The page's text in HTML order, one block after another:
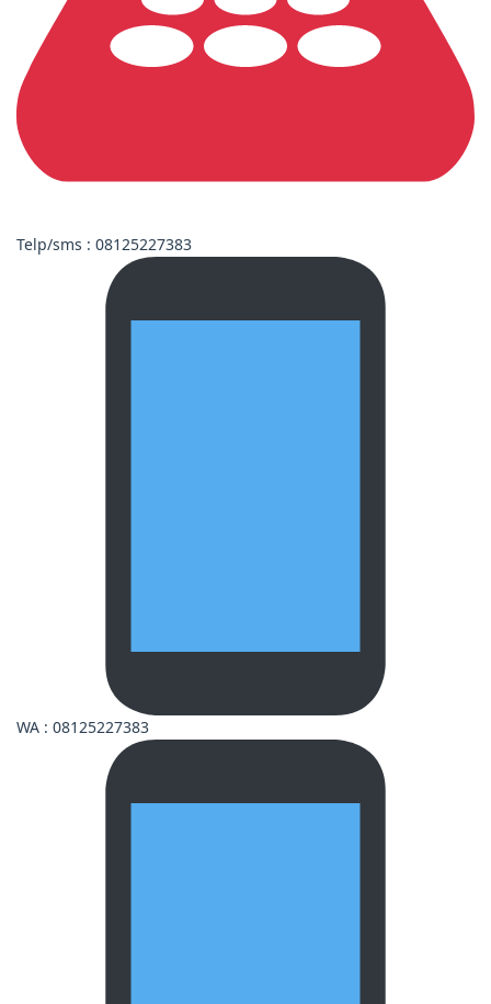
Telp/sms : 08125227383
WA : 08125227383